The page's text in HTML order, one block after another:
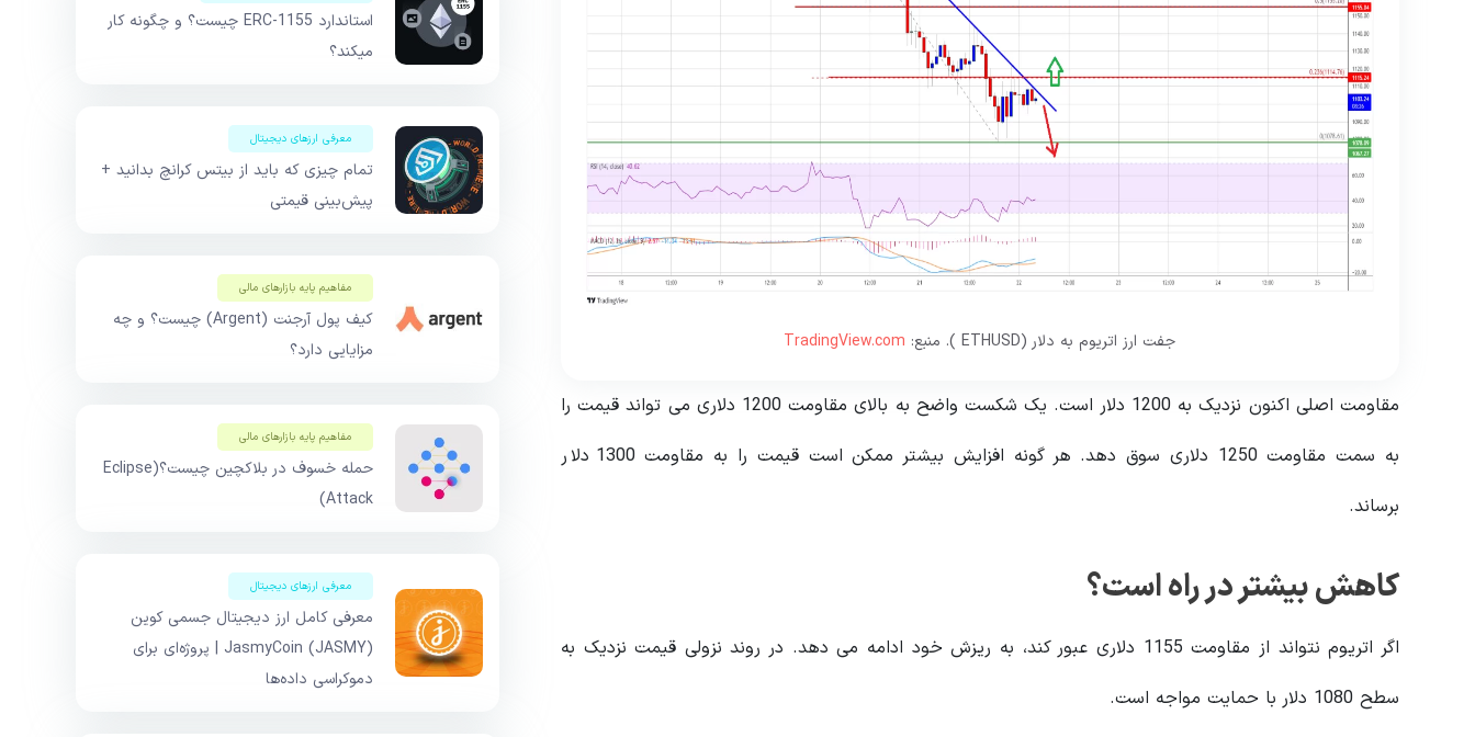
جفت ارز اتریوم به دلار (ETHUSD ). منبع: TradingView.com
مقاومت اصلی اکنون نزدیک به 1200 دلار است. یک شکست واضح به بالای مقاومت 1200 دلاری می تواند قیمت را
به سمت مقاومت 1250 دلاری سوق دهد. هر گونه افزایش بیشتر ممکن است قیمت را به مقاومت 1300 دلار
برساند.
کاهش بیشتر در راه است؟
اگر اتریوم نتواند از مقاومت 1155 دلاری عبور کند، به ریزش خود ادامه می دهد. در روند نزولی قیمت نزدیک به
سطح 1080 دلار با حمایت مواجه است.
استاندارد ERC-1155 چیست؟ و چگونه کار
میکند؟
معرفی ارزهای دیجیتال
تمام چیزی که باید از بیتس کرانچ بدانید +
پیش‌بینی قیمتی
مفاهیم پایه بازار‌های مالی
کیف پول آرجنت (Argent) چیست؟ و چه
مزایایی دارد؟
مفاهیم پایه بازار‌های مالی
حمله خسوف در بلاکچین چیست؟(Eclipse
Attack)
معرفی ارزهای دیجیتال
معرفی کامل ارز دیجیتال جسمی کوین
JasmyCoin (JASMY) | پروژه‌ای برای
دموکراسی داده‌ها